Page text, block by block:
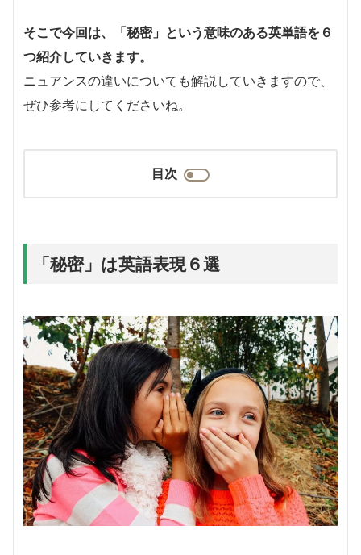
そこで今回は、「秘密」という意味のある英単語を６
つ紹介していきます。
ニュアンスの違いについても解説していきますので、
ぜひ参考にしてくださいね。
目次
「秘密」は英語表現６選